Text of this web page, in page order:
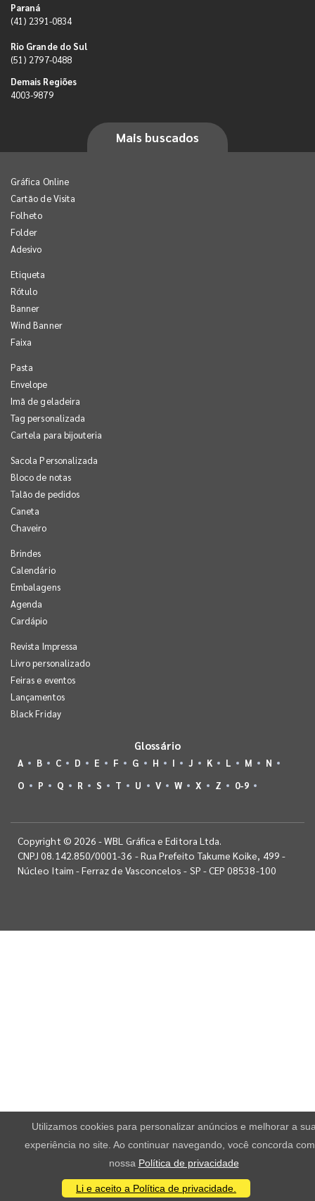
Paraná
(41) 2391-0834
Rio Grande do Sul
(51) 2797-0488
Demais Regiões
4003-9879
Mais buscados
Gráfica Online
Cartão de Visita
Folheto
Folder
Adesivo
Etiqueta
Rótulo
Banner
Wind Banner
Faixa
Pasta
Envelope
Imã de geladeira
Tag personalizada
Cartela para bijouteria
Sacola Personalizada
Bloco de notas
Talão de pedidos
Caneta
Chaveiro
Brindes
Calendário
Embalagens
Agenda
Cardápio
Revista Impressa
Livro personalizado
Feiras e eventos
Lançamentos
Black Friday
Glossário
A B C D E F G H I J K L M
N
O
P Q R S T U V W X Z 0-9
Copyright © 2026 - WBL Gráfica e Editora Ltda.
CNPJ 08.142.850/0001-36 - Rua Prefeito Takume Koike, 499 -
Núcleo Itaim - Ferraz de Vasconcelos - SP - CEP 08538-100
Utilizamos cookies para personalizar anúncios e melhorar a
experiência no site. Ao continuar navegando, você concorda
nossa Política de privacidade
Li e aceito a Política de privacidade.